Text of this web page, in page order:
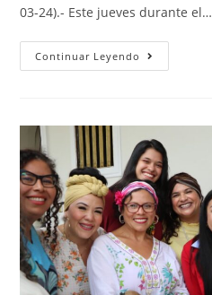
03-24).- Este jueves durante el…
Continuar Leyendo